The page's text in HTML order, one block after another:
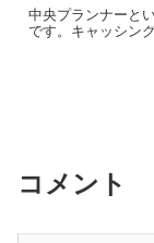
中央プランナーと
です。キャッシン
コメント